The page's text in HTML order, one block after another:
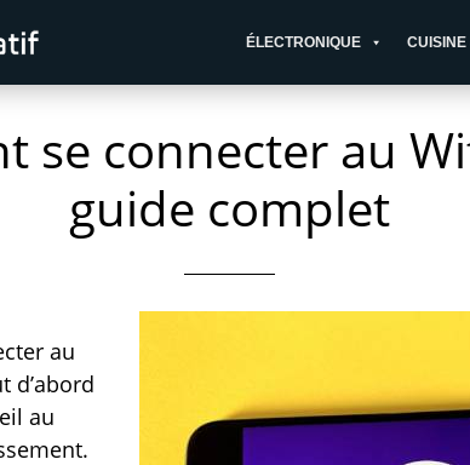
ÉLECTRONIQUE CUISINE
se connecter au
guide complet
au
d’abord
au